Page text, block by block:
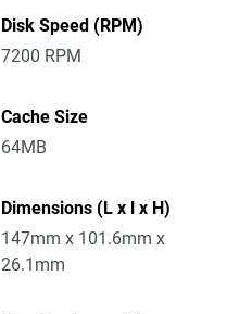
Disk Speed (RPM)
7200 RPM
Cache Size
64MB
Dimensions (L x l x H)
147mm x 101.6mm x
26.1mm